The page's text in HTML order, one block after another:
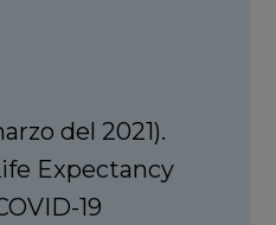
del 2021).
Expectancy
19